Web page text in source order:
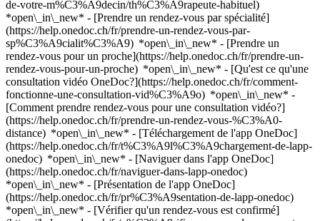
de-votre-m%C3%A9decin/th%C3%A9rapeute-habituel)
*open\_in\_new* - [Prendre un rendez-vous par spécialité]
(https://help.onedoc.ch/fr/prendre-un-rendez-vous-par-
sp%C3%A9cialit%C3%A9) *open\_in\_new* - [Prendre un
rendez-vous pour un proche](https://help.onedoc.ch/fr/prendre-un-
rendez-vous-pour-un-proche) *open\_in\_new* - [Qu'est ce qu'une
consultation vidéo OneDoc?](https://help.onedoc.ch/fr/comment-
fonctionne-une-consultation-vid%C3%A9o) *open\_in\_new* -
[Comment prendre rendez-vous pour une consultation vidéo?]
(https://help.onedoc.ch/fr/prendre-un-rendez-vous-%C3%A0-
distance) *open\_in\_new* - [Téléchargement de l'app OneDoc]
(https://help.onedoc.ch/fr/t%C3%A9l%C3%A9chargement-de-lapp-
onedoc) *open\_in\_new* - [Naviguer dans l'app OneDoc]
(https://help.onedoc.ch/fr/naviguer-dans-lapp-onedoc)
*open\_in\_new* - [Présentation de l'app OneDoc]
(https://help.onedoc.ch/fr/pr%C3%A9sentation-de-lapp-onedoc)
*open\_in\_new* - [Vérifier qu'un rendez-vous est confirmé](https://help.onedoc.ch/fr/v%C3%A9rifier-quun-rendez-vous-est-confirm%C3%A9) *open\_in\_new* - [Annuler un rendez-vous pris en ligne sur OneDoc](https://help.onedoc.ch/fr/annuler-un-rendez-vous-pris-en-ligne-sur-onedoc) *open\_in\_new* - [Je ne reçois pas de confirmation de rendez-vous](https://help.onedoc.ch/fr/je-ne-re%C3%A7ois-pas-de-confirmation-de-rendez-vous) *open\_in\_new* [Voir tous nos articles *open\_in\_new*](https://help.onedoc.ch/fr/) close ## Modifier votre recherche ![Maison avec un signe plus annonçant qu’une consultation peut être effectuée sur place](https://www.onedoc.ch/assets/images/icons/on-site.svg) Sur place ![Caméra avec un symbole lecture annonçant qu’une consultation peut être effectuée à distance en vidéo](https://www.onedoc.ch/assets/images/icons/remote.svg) À distance Rechercher #### Spécialités #### Praticiens #### Établissements edit Prophylaxie à Meyrin tune Filtrer par Nouveaux patients*keyboard\_arrow\_down* - Acceptés*check\_circle* Langue parlée*keyboard\_arrow\_down* - Allemand*check\_circle* - Anglais*check\_circle* - Arabe*check\_circle* - Bosniaque*check\_circle* - Espagnol*check\_circle* - Français*check\_circle* - Grec*check\_circle* - Italien*check\_circle* - Portugais*check\_circle* - Roumain*check\_circle* - Suédois*check\_circle* - Tchèque*check\_circle* - Turc*check\_circle* Sexe*keyboard\_arrow\_down* - Femme*check\_circle* - Homme*check\_circle* Réseau*keyboard\_arrow\_down* - Medbase*check\_circle* - Réseau Delta*check\_circle* Disponibilité*keyboard\_arrow\_down* - Disponible aujourdhui*check\_circle* - Dans les 3 prochains jours*check\_circle* - Dans les 7 prochains jours*check\_circle* - Dans les 14 prochains jours*check\_circle* # __Prophylaxie__ à __Meyrin__: prenez rendez-vous en ligne aujourd'hui ## 7 résultats à Meyrin [![Dr. Ekawat Phooduangkwa, médecin-dentiste à Meyrin](https://www.onedoc.ch/assets/images/male.png "Dr. Ekawat Phooduangkwa, médecin-dentiste à Meyrin")](https://www.onedoc.ch/fr/medecin-dentiste/meyrin/pcz4n/dr-ekawat-phooduangkwa) ### [Dr. Ekawat Phooduangkwa](https://www.onedoc.ch/fr/medecin-dentiste/meyrin/pcz4n/dr-ekawat-phooduangkwa) [Médecin-dentiste](https://www.onedoc.ch/fr/medecin-dentiste/meyrin) [Clinique Dentaire de Meyrin](https://www.onedoc.ch/fr/cabinet-dentaire/meyrin/e486/clinique-dentaire-de-meyrin) Rue des Boudines 15 1217 Meyrin ![Icône patient avec un signe plus annonçant que le professionnel accepte de nouveaux patients](https://www.onedoc.ch/assets/images/icons/new-patients.svg)Accepte les nouveaux patients [Réserver un RDV](https://www.onedoc.ch/fr/medecin-dentiste/meyrin/pcz4n/dr-ekawat-phooduangkwa) Expertises: Prophylaxie, [Carie](https://www.onedoc.ch/fr/carie/meyrin), [Détartrage](https://www.onedoc.ch/fr/detartrage/meyrin), [Radiographie dentaire](https://www.onedoc.ch/fr/radiographie-dentaire/meyrin), [Parodontologie | Soin des gencives | Déchaussement des dents](https://www.onedoc.ch/fr/parodontologie-soin-des-gencives-dechaussement-des-dents/meyrin), [Polissage dentaire](https://www.onedoc.ch/fr/polissage-dentaire/meyrin)Voir plus *chevron\_left* lun. 03 août *chevron\_right* Voir plus de rendez-vous *error\_outline* Une erreur s'est produite lors du chargement des disponibilités [Réessayer](https://www.onedoc.ch) Expertises: Prophylaxie, [Carie](https://www.onedoc.ch/fr/carie/meyrin), [Détartrage](https://www.onedoc.ch/fr/detartrage/meyrin), [Radiographie dentaire](https://www.onedoc.ch/fr/radiographie-dentaire/meyrin), [Parodontologie | Soin des gencives | Déchaussement des dents](https://www.onedoc.ch/fr/parodontologie-soin-des-gencives-dechaussement-des-dents/meyrin), [Polissage dentaire](https://www.onedoc.ch/fr/polissage-dentaire/meyrin)Voir plus [![Mme Meri Rion Virgili, assistante en prophylaxie à Meyrin](https://assets.onedoc.ch/images/users/c92a678877328753d68ce4e4b8f2d509bac58a83198848828f7cebdf8ca1373a-small.jpg "Mme Meri Rion Virgili, assistante en prophylaxie à Meyrin")](https://www.onedoc.ch/fr/assistante-en-prophylaxie/meyrin/pb52s/meri-rion-virgili) ### [Mme Meri Rion Virgili](https://www.onedoc.ch/fr/assistante-en-prophylaxie/meyrin/pb52s/meri-rion-virgili) ![Badge indiquant un profil vérifié](https://www.onedoc.ch/assets/images/icons/checkmark.svg) [Assistante en prophylaxie](https://www.onedoc.ch/fr/assistant-en-prophylaxie/meyrin) [Lefko Centre Dentaire - Votre dentiste à Genève](https://www.onedoc.ch/fr/cabinet-de-groupe/meyrin/e1vr/lefko-centre-dentaire-votre-dentiste-a-geneve) Route de Pré-Bois 20 1215 Meyrin ![Icône patient avec un signe plus annonçant que le professionnel accepte de nouveaux patients](https://www.onedoc.ch/assets/images/icons/new-patients.svg)Accepte les nouveaux patients [Réserver un RDV](https://www.onedoc.ch/fr/assistante-en-prophylaxie/meyrin/pb52s/meri-rion-virgili) Expertises: Prophylaxie, [Détartrage](https://www.onedoc.ch/fr/detartrage/meyrin), [Blanchiment dentaire](https://www.onedoc.ch/fr/blanchiment-dentaire/meyrin), [Polissage dentaire](https://www.onedoc.ch/fr/polissage-dentaire/meyrin), [Bijou dentaire](https://www.onedoc.ch/fr/bijou-dentaire/meyrin)Voir plus *chevron\_left* lun. 03 août *chevron\_right* Voir plus de rendez-vous *error\_outline* Une erreur s'est produite lors du chargement des disponibilités [Réessayer](https://www.onedoc.ch) Expertises: Prophylaxie, [Détartrage](https://www.onedoc.ch/fr/detartrage/meyrin), [Blanchiment dentaire](https://www.onedoc.ch/fr/blanchiment-dentaire/meyrin), [Polissage dentaire](https://www.onedoc.ch/fr/polissage-dentaire/meyrin), [Bijou dentaire](https://www.onedoc.ch/fr/bijou-dentaire/meyrin)Voir plus [![Dr. Micael Dresti, médecin-dentiste à Meyrin](https://assets.onedoc.ch/images/users/3121744bd3e1347405eca9081761df84dd030ef0954e78b7b31d76dd0c4a2516-small.jpg "Dr. Micael Dresti, médecin-dentiste à Meyrin")](https://www.onedoc.ch/fr/medecin-dentiste/meyrin/pckrk/dr-micael-dresti) ### [Dr. Micael Dresti](https://www.onedoc.ch/fr/medecin-dentiste/meyrin/pckrk/dr-micael-dresti) [Médecin-dentiste](https://www.onedoc.ch/fr/medecin-dentiste/meyrin) [Clinique Dentaire de Meyrin](https://www.onedoc.ch/fr/cabinet-dentaire/meyrin/e486/clinique-dentaire-de-meyrin) Rue des Boudines 15 1217 Meyrin ![Icône patient avec un signe plus annonçant que le professionnel accepte de nouveaux patients](https://www.onedoc.ch/assets/images/icons/new-patients.svg)Accepte les nouveaux patients [Réserver un RDV](https://www.onedoc.ch/fr/medecin-dentiste/meyrin/pckrk/dr-micael-dresti) Expertises: Prophylaxie, [Carie](https://www.onedoc.ch/fr/carie/meyrin), [Détartrage](https://www.onedoc.ch/fr/detartrage/meyrin), [Radiographie](https://www.onedoc.ch/fr/radiographie/meyrin), [Parodontologie | Soin des gencives | Déchaussement des dents](https://www.onedoc.ch/fr/parodontologie-soin-des-gencives-dechaussement-des-dents/meyrin), [Polissage dentaire](https://www.onedoc.ch/fr/polissage-dentaire/meyrin)Voir plus *chevron\_left* lun. 03 août *chevron\_right* Voir plus de rendez-vous *error\_outline* Une erreur s'est produite lors du chargement des disponibilités [Réessayer](https://www.onedoc.ch) Expertises: Prophylaxie, [Carie](https://www.onedoc.ch/fr/carie/meyrin), [Détartrage](https://www.onedoc.ch/fr/detartrage/meyrin), [Radiographie](https://www.onedoc.ch/fr/radiographie/meyrin), [Parodontologie | Soin des gencives | Déchaussement des dents](https://www.onedoc.ch/fr/parodontologie-soin-des-gencives-dechaussement-des-dents/meyrin), [Polissage dentaire](https://www.onedoc.ch/fr/polissage-dentaire/meyrin)Voir plus [![Mme Catia Cardoso, assistante en prophylaxie à Meyrin](https://assets.onedoc.ch/images/users/203218a1d2a359ed765d5e00fbc593d562973d57612b381c6874a28a73b56a40-small.png "Mme Catia Cardoso, assistante en prophylaxie à Meyrin")](https://www.onedoc.ch/fr/assistante-en-prophylaxie/meyrin/pcqpx/catia-cardoso) ### [Mme Catia Cardoso](https://www.onedoc.ch/fr/assistante-en-prophylaxie/meyrin/pcqpx/catia-cardoso) ![Badge indiquant un profil vérifié](https://www.onedoc.ch/assets/images/icons/checkmark.svg) [Assistante en prophylaxie](https://www.onedoc.ch/fr/assistant-en-prophylaxie/meyrin) [Adent - Meyrin](https://www.onedoc.ch/fr/cabinet-dentaire/meyrin/e9yv/adent-meyrin) Avenue de Feuillasse 24 1217 Meyrin ![Icône patient avec un signe plus annonçant que le professionnel accepte de nouveaux patients](https://www.onedoc.ch/assets/images/icons/new-patients.svg)Accepte les nouveaux patients [Réserver un RDV](https://www.onedoc.ch/fr/assistante-en-prophylaxie/meyrin/pcqpx/catia-cardoso) Expertises: Prophylaxie, [Détartrage](https://www.onedoc.ch/fr/detartrage/meyrin)Voir plus Expertises: Prophylaxie, [Détartrage](https://www.onedoc.ch/fr/detartrage/meyrin)Voir plus [![Mme Thouwaiba Nehdi, assistante en prophylaxie à Meyrin](https://assets.onedoc.ch/images/users/9a8092771a1513cd6ecc91c090599dfeced9c4035fcf67276725377ba21398d3-small.png "Mme Thouwaiba Nehdi, assistante en prophylaxie à Meyrin")](https://www.onedoc.ch/fr/assistante-en-prophylaxie/meyrin/pczju/thouwaiba-nehdi) ### [Mme Thouwaiba Nehdi](https://www.onedoc.ch/fr/assistante-en-prophylaxie/meyrin/pczju/thouwaiba-nehdi) ![Badge indiquant un profil vérifié](https://www.onedoc.ch/assets/images/icons/checkmark.svg) [Assistante en prophylaxie](https://www.onedoc.ch/fr/assistant-en-prophylaxie/meyrin) [Adent - Meyrin](https://www.onedoc.ch/fr/cabinet-dentaire/meyrin/e9yv/adent-meyrin) Avenue de Feuillasse 24 1217 Meyrin ![Icône patient avec un signe plus annonçant que le professionnel accepte de nouveaux patients](https://www.onedoc.ch/assets/images/icons/new-patients.svg)Accepte les nouveaux patients [Réserver un RDV](https://www.onedoc.ch/fr/assistante-en-prophylaxie/meyrin/pczju/thouwaiba-nehdi) Expertises: Prophylaxie, [Détartrage](https://www.onedoc.ch/fr/detartrage/meyrin)Voir plus Expertises: Prophylaxie, [Détartrage]